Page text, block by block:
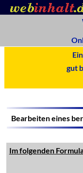
gut
Bearbeiten eines
Im folgenden